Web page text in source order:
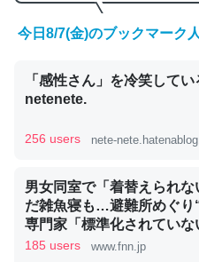
くらい。小説でいう「ずっ
ど、短期記憶というには多
かりやすく強くなりそう
今日8/7(金)のブックマーク
「感性さん」を冷笑してい
netenete.
256 users nete-
男女同室で「着替えられな
だ雑魚寝も…避難所めぐ
専門家「標準化されてい
和8年熊本地震｜FNNプラ
185 users www.fnn.jp